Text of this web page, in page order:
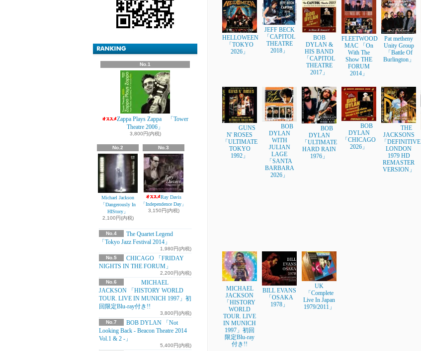
No.1
Zappa Plays Zappa 「Tower
Theatre 2006」
3,800円(内税)
No.2
Michael Jackson
「Dangerously In
HIStory」
2,100円(内税)
No.3
Ray Davis
「Independence Day」
3,150円(内税)
No.4
The Quartet Legend
「Tokyo Jazz Festival 2014」
1,980円(内税)
No.5
CHICAGO 「FRIDAY
NIGHTS IN THE FORUM」
2,200円(内税)
No.6
MICHAEL
JACKSON 「HISTORY WORLD
TOUR. LIVE IN MUNICH 1997」初
回限定Blu-ray付き!!
3,800円(内税)
No.7
BOB DYLAN 「Not
Looking Back - Beacon Theatre 2014
Vol.1 & 2 -」
5,400円(内税)
HELLOWEEN
「TOKYO
2026」
JEFF BECK
「CAPITOL
THEATRE
2018」
BOB
DYLAN &
HIS BAND
「CAPITOL
THEATRE
2017」
FLEETWOOD
MAC 「On
With The
Show THE
FORUM
2014」
Pat metheny
Unity Group
「Battle Of
Burlington」
GUNS
N' ROSES
「ULTIMATE
TOKYO
1992」
BOB
DYLAN
WITH
JULIAN
LAGE
「SANTA
BARBARA
2026」
BOB
DYLAN
「ULTIMATE
HARD RAIN
1976」
BOB
DYLAN
「CHICAGO
2026」
THE
JACKSONS
「DEFINITIVE
LONDON
1979 HD
REMASTER
VERSION」
MICHAEL
JACKSON
「HISTORY
WORLD
TOUR. LIVE
IN MUNICH
1997」初回
限定Blu-ray
付き!!
BILL EVANS
「OSAKA
1978」
UK
「Complete
Live In Japan
1979/2011」